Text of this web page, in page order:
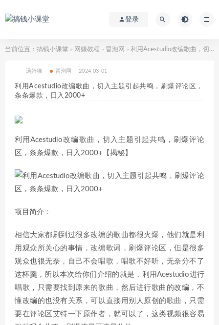
登录
当前位置： 搞钱小课堂 > 网赚教程 > 冒泡网 > 利用Acestudio改编歌曲，切入主题引起共鸣，刷爆评论区，条条爆款，日入2000+
汤姆猫 冒泡网 2024-03-01
利用Acestudio改编歌曲，切入主题引起共鸣，刷爆评论区，
条条爆款，日入2000+
利用Acestudio改编歌曲，切入主题引起共鸣，刷爆评论
区，条条爆款，日入2000+【揭秘】
项目简介：
相信大家都刷到过很多改编的歌曲都很火爆，他们就是利
用观众所关心的事情，改编歌词，刷爆评论区，但是很多
观众也很无奈，自己不会唱歌，唱歌不好听，无奈分不了
这杯羹，所以本次给你们介绍的就是，利用Acestudio进行
唱歌，只需要找到原来的歌曲，然后进行歌曲的改编，不
懂改编的也没有关系，可以直接用别人原创的歌曲，只需
要在评论区艾特一下原作者，就可以了，这类视频很容易